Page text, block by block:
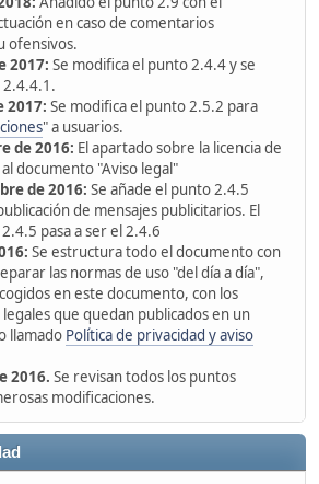
en caso de comentarios
ofensivos.
2017: Se modifica el punto 2.4.4 y se
2017: Se modifica el punto 2.5.2 para
" a usuarios.
de 2016: El apartado sobre la licencia de
documento "Aviso legal"
de 2016: Se añade el punto 2.4.5
de mensajes publicitarios. El
pasa a ser el 2.4.6
Se estructura todo el documento con
las normas de uso "del día a día",
en este documento, con los
que quedan publicados en un
llamado Política de privacidad y aviso
2016. Se revisan todos los puntos
modificaciones.